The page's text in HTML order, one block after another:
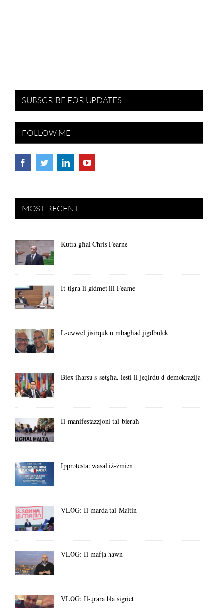
SUBSCRIBE FOR UPDATES
FOLLOW ME
MOST RECENT
Kutra għal Chris Fearne
It-tigra li gidmet lil Fearne
L-ewwel jisirquk u mbagħad jigdbulek
Biex iħarsu s-setgħa, lesti li jeqirdu d-demokrazija
Il-manifestazzjoni tal-bieraħ
Ipprotesta: wasal iż-żmien
VLOG: Il-marda tal-Maltin
VLOG: Il-mafja hawn
VLOG: Il-qrara bla sigriet